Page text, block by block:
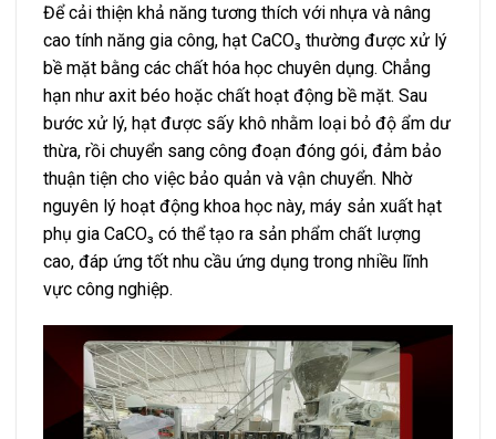
Để cải thiện khả năng tương thích với nhựa và nâng
cao tính năng gia công, hạt CaCO₃ thường được xử lý
bề mặt bằng các chất hóa học chuyên dụng. Chẳng
hạn như axit béo hoặc chất hoạt động bề mặt. Sau
bước xử lý, hạt được sấy khô nhằm loại bỏ độ ẩm dư
thừa, rồi chuyển sang công đoạn đóng gói, đảm bảo
thuận tiện cho việc bảo quản và vận chuyển. Nhờ
nguyên lý hoạt động khoa học này, máy sản xuất hạt
phụ gia CaCO₃ có thể tạo ra sản phẩm chất lượng
cao, đáp ứng tốt nhu cầu ứng dụng trong nhiều lĩnh
vực công nghiệp.